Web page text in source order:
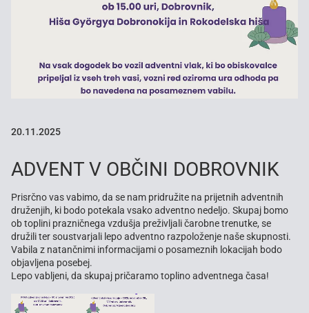
20.11.2025
ADVENT V OBČINI DOBROVNIK
Prisrčno vas vabimo, da se nam pridružite na prijetnih adventnih
druženjih, ki bodo potekala vsako adventno nedeljo. Skupaj bomo
ob toplini prazničnega vzdušja preživljali čarobne trenutke, se
družili ter soustvarjali lepo adventno razpoloženje naše skupnosti.
Vabila z natančnimi informacijami o posameznih lokacijah bodo
objavljena posebej.
Lepo vabljeni, da skupaj pričaramo toplino adventnega časa!